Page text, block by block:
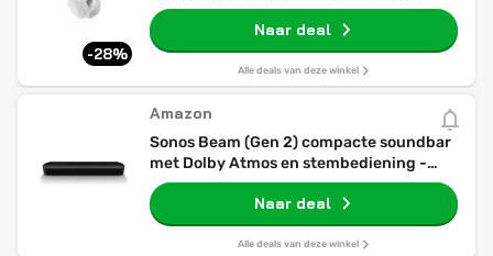
-28%
batterij - Spatial Audio, dynamische
head tracking - witNaar deal
Alle deals van deze winkel
Amazon
Sonos Beam (Gen 2) compacte soundbar
met Dolby Atmos en stembediening -
zwart
Naar deal
Alle deals van deze winkel